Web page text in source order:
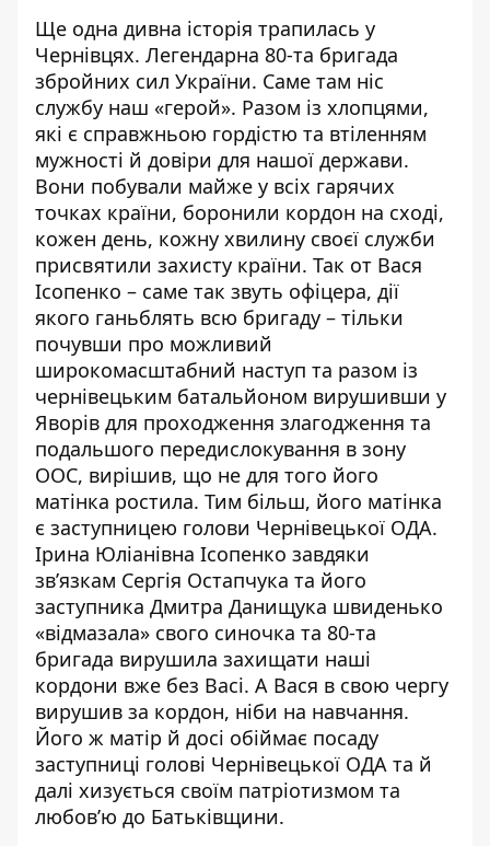
Ще одна дивна історія трапилась у
Чернівцях. Легендарна 80-та бригада
збройних сил України. Саме там ніс
службу наш «герой». Разом із хлопцями,
які є справжньою гордістю та втіленням
мужності й довіри для нашої держави.
Вони побували майже у всіх гарячих
точках країни, боронили кордон на сході,
кожен день, кожну хвилину своєї служби
присвятили захисту країни. Так от Вася
Ісопенко – саме так звуть офіцера, дії
якого ганьблять всю бригаду – тільки
почувши про можливий
широкомасштабний наступ та разом із
чернівецьким батальйоном вирушивши у
Яворів для проходження злагодження та
подальшого передислокування в зону
ООС, вирішив, що не для того його
матінка ростила. Тим більш, його матінка
є заступницею голови Чернівецької ОДА.
Ірина Юліанівна Ісопенко завдяки
зв’язкам Сергія Остапчука та його
заступника Дмитра Данищука швиденько
«відмазала» свого синочка та 80-та
бригада вирушила захищати наші
кордони вже без Васі. А Вася в свою чергу
вирушив за кордон, ніби на навчання.
Його ж матір й досі обіймає посаду
заступниці голові Чернівецької ОДА та й
далі хизується своїм патріотизмом та
любов’ю до Батьківщини.